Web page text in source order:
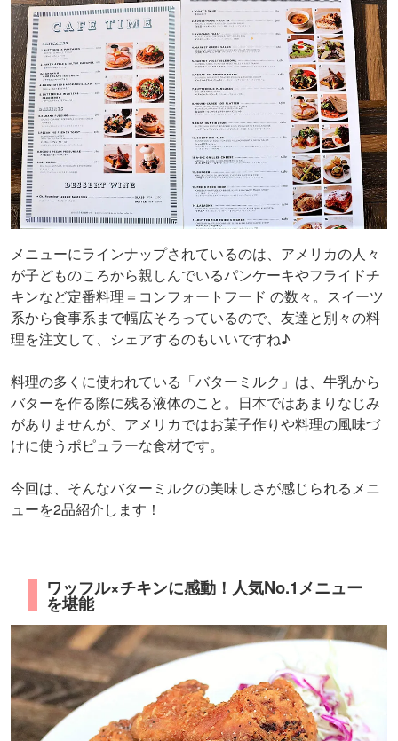
メニューにラインナップされているのは、アメリカの人々
が子どものころから親しんでいるパンケーキやフライドチ
キンなど定番料理＝コンフォートフード の数々。スイーツ
系から食事系まで幅広そろっているので、友達と別々の料
理を注文して、シェアするのもいいですね♪
料理の多くに使われている「バターミルク」は、牛乳から
バターを作る際に残る液体のこと。日本ではあまりなじみ
がありませんが、アメリカではお菓子作りや料理の風味づ
けに使うポピュラーな食材です。
今回は、そんなバターミルクの美味しさが感じられるメニ
ューを2品紹介します！
ワッフル×チキンに感動！人気No.1メニュー
を堪能